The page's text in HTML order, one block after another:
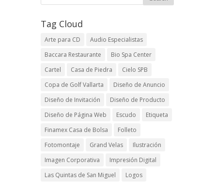
Tag Cloud
Arte para CD
Audio Especialistas
Baccara Restaurante
Bio Spa Center
Cartel
Casa de Piedra
Cielo SPB
Copa de Golf Vallarta
Diseño de Anuncio
Diseño de Invitación
Diseño de Producto
Diseño de Página Web
Escudo
Etiqueta
Finamex Casa de Bolsa
Folleto
Fotomontaje
Grand Velas
Ilustración
Imagen Corporativa
Impresión Digital
Las Quintas de San Miguel
Logos